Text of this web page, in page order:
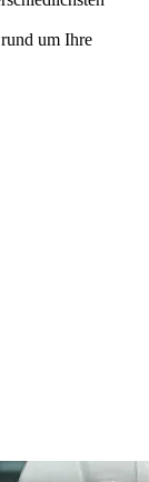
Tätigkeiten mit
Grundsatz 313-
benachbarter
oder
um Ihre